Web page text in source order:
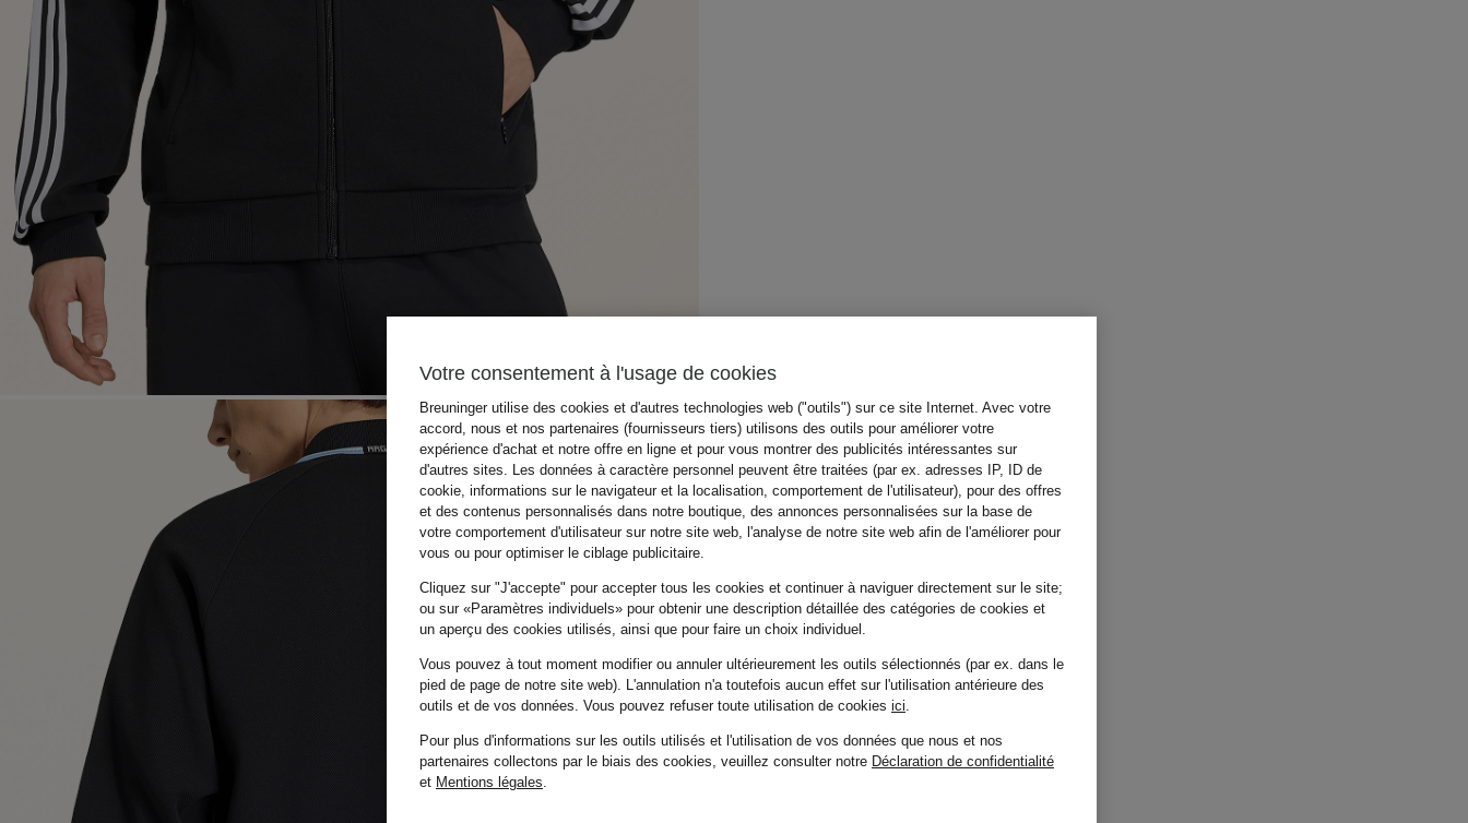
Votre consentement à l'usage de cookies
Breuninger utilise des cookies et d'autres technologies web ("outils") sur ce site Internet. Avec votre
accord, nous et nos partenaires (fournisseurs tiers) utilisons des outils pour améliorer votre
expérience d'achat et notre offre en ligne et pour vous montrer des publicités intéressantes sur
d'autres sites. Les données à caractère personnel peuvent être traitées (par ex. adresses IP, ID de
cookie, informations sur le navigateur et la localisation, comportement de l'utilisateur), pour des offres
et des contenus personnalisés dans notre boutique, des annonces personnalisées sur la base de
votre comportement d'utilisateur sur notre site web, l'analyse de notre site web afin de l'améliorer pour
vous ou pour optimiser le ciblage publicitaire.
Cliquez sur "J'accepte" pour accepter tous les cookies et continuer à naviguer directement sur le site;
ou sur «Paramètres individuels» pour obtenir une description détaillée des catégories de cookies et
un aperçu des cookies utilisés, ainsi que pour faire un choix individuel.
Vous pouvez à tout moment modifier ou annuler ultérieurement les outils sélectionnés (par ex. dans le
pied de page de notre site web). L'annulation n'a toutefois aucun effet sur l'utilisation antérieure des
outils et de vos données. Vous pouvez refuser toute utilisation de cookies ici.
Pour plus d'informations sur les outils utilisés et l'utilisation de vos données que nous et nos
partenaires collectons par le biais des cookies, veuillez consulter notre Déclaration de confidentialité
et Mentions légales.